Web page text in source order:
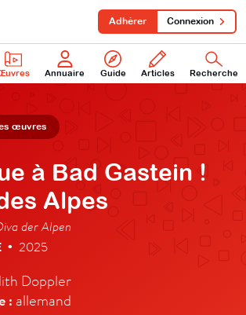
Annuaire Guide Articles Recherche
Adhérer Connexion
œuvres
à Bad Gastein !
Alpes
der Alpen
• 2025
Doppler
: allemand